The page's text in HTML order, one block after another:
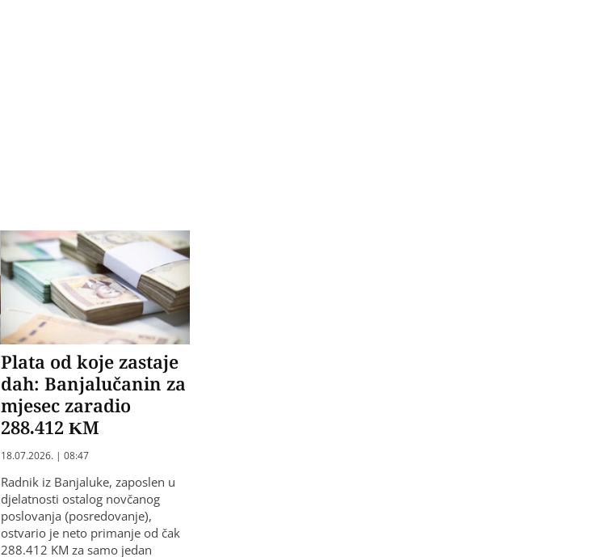
Plata od koje zastaje
dah: Banjalučanin za
mjesec zaradio
288.412 KM
18.07.2026. | 08:47
Radnik iz Banjaluke, zaposlen u
djelatnosti ostalog novčanog
poslovanja (posredovanje),
ostvario je neto primanje od čak
288.412 KM za samo jedan